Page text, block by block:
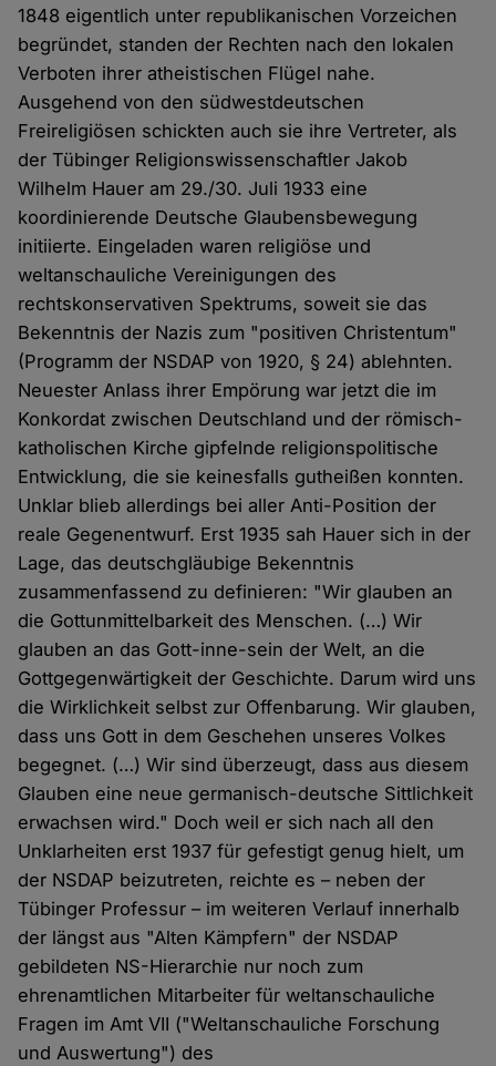
1848 eigentlich unter republikanischen Vorzeichen
begründet, standen der Rechten nach den lokalen
Verboten ihrer atheistischen Flügel nahe.
Ausgehend von den südwestdeutschen
Freireligiösen schickten auch sie ihre Vertreter, als
der Tübinger Religionswissenschaftler Jakob
Wilhelm Hauer am 29./30. Juli 1933 eine
koordinierende Deutsche Glaubensbewegung
initiierte. Eingeladen waren religiöse und
weltanschauliche Vereinigungen des
rechtskonservativen Spektrums, soweit sie das
Bekenntnis der Nazis zum "positiven Christentum"
(Programm der NSDAP von 1920, § 24) ablehnten.
Neuester Anlass ihrer Empörung war jetzt die im
Konkordat zwischen Deutschland und der römisch-
katholischen Kirche gipfelnde religionspolitische
Entwicklung, die sie keinesfalls gutheißen konnten.
Unklar blieb allerdings bei aller Anti-Position der
reale Gegenentwurf. Erst 1935 sah Hauer sich in der
Lage, das deutschgläubige Bekenntnis
zusammenfassend zu definieren: "Wir glauben an
die Gottunmittelbarkeit des Menschen. (…) Wir
glauben an das Gott-inne-sein der Welt, an die
Gottgegenwärtigkeit der Geschichte. Darum wird uns
die Wirklichkeit selbst zur Offenbarung. Wir glauben,
dass uns Gott in dem Geschehen unseres Volkes
begegnet. (…) Wir sind überzeugt, dass aus diesem
Glauben eine neue germanisch-deutsche Sittlichkeit
erwachsen wird." Doch weil er sich nach all den
Unklarheiten erst 1937 für gefestigt genug hielt, um
der NSDAP beizutreten, reichte es – neben der
Tübinger Professur – im weiteren Verlauf innerhalb
der längst aus "Alten Kämpfern" der NSDAP
gebildeten NS-Hierarchie nur noch zum
ehrenamtlichen Mitarbeiter für weltanschauliche
Fragen im Amt VII ("Weltanschauliche Forschung
und Auswertung") des